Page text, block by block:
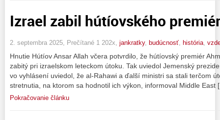
Izrael zabil hútíovského
2. septembra 2025, Prečítané 1 202x, jankratky, budúcnosť, história,
Hnutie Hútíov Ansar Allah včera potvrdilo, že hútíovský premiér
zabitý pri izraelskom leteckom útoku. Tak uviedol Jemenský
vo vyhlásení uviedol, že al-Rahawi a ďalší ministri sa stali terčom
stretnutia, na ktorom sa hodnotil ich výkon, informoval Middle East
Pokračovanie článku